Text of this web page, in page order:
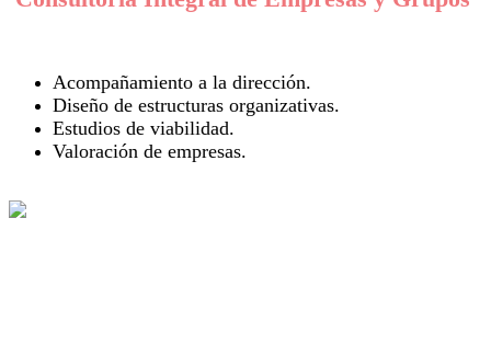
Acompañamiento a la dirección.
Diseño de estructuras organizativas.
Estudios de viabilidad.
Valoración de empresas.